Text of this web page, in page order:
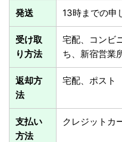
発送 13時までの申
受け取
り方法
宅配、コンビ
ち、新宿営業
返却方
法
宅配、ポスト
支払い
方法
クレジットカ